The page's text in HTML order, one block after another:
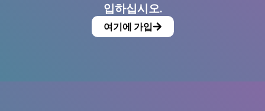
입하십시오.
여기에 가입